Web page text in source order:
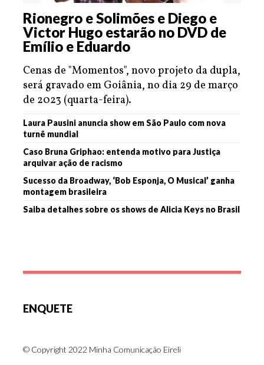
Rionegro e Solimões e Diego e
Victor Hugo estarão no DVD de
Emílio e Eduardo
Cenas de "Momentos", novo projeto da dupla,
será gravado em Goiânia, no dia 29 de março
de 2023 (quarta-feira).
Laura Pausini anuncia show em São Paulo com nova
turnê mundial
Caso Bruna Griphao: entenda motivo para Justiça
arquivar ação de racismo
Sucesso da Broadway, ‘Bob Esponja, O Musical’ ganha
montagem brasileira
Saiba detalhes sobre os shows de Alicia Keys no Brasil
ENQUETE
© Copyright 2022 Minha Comunicação Eireli